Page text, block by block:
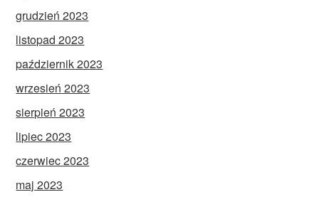
grudzień 2023
listopad 2023
październik 2023
wrzesień 2023
sierpień 2023
lipiec 2023
czerwiec 2023
maj 2023